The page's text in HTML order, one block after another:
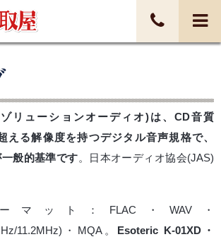
リューションオーディオ)は、CD音質
える解像度を持つデジタル音声規格で、
般的基準です。日本オーディオ協会(JAS)
マット：FLAC・WAV・
11.2MHz)・MQA。 Esoteric K-01XD・